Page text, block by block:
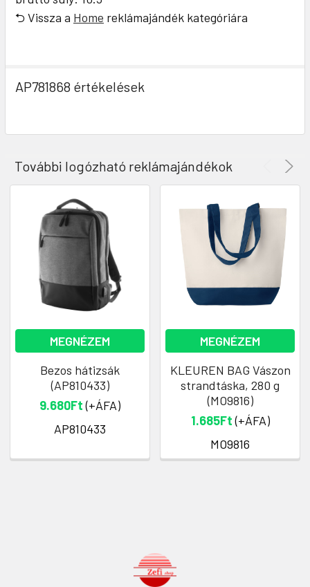
⮌ Vissza a Home reklámajándék kategóriára
AP781868 értékelések
További logózható reklámajándékok
MEGNÉZEM
Bezos hátizsák
(AP810433)
9.680Ft(+ÁFA)
AP810433
MEGNÉZEM
KLEUREN BAG Vászon
strandtáska, 280 g
(MO9816)
1.685Ft(+ÁFA)
MO9816